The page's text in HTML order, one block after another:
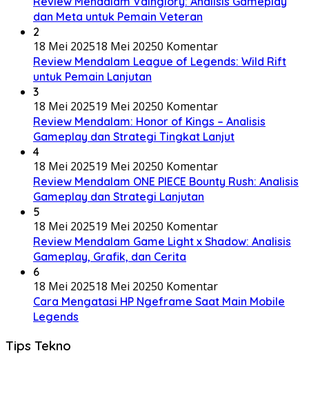
dan Meta untuk Pemain Veteran
2
18 Mei 202518 Mei 20250 Komentar
Review Mendalam League of Legends: Wild Rift
untuk Pemain Lanjutan
3
18 Mei 202519 Mei 20250 Komentar
Review Mendalam: Honor of Kings – Analisis
Gameplay dan Strategi Tingkat Lanjut
4
18 Mei 202519 Mei 20250 Komentar
Review Mendalam ONE PIECE Bounty Rush: Analisis
Gameplay dan Strategi Lanjutan
5
18 Mei 202519 Mei 20250 Komentar
Review Mendalam Game Light x Shadow: Analisis
Gameplay, Grafik, dan Cerita
6
18 Mei 202518 Mei 20250 Komentar
Cara Mengatasi HP Ngeframe Saat Main Mobile
Legends
Tips Tekno